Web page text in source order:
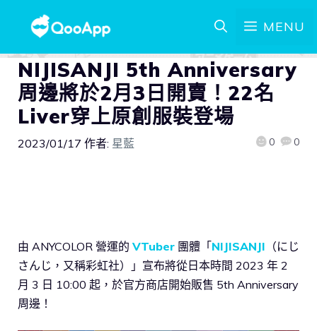
MENU
NIJISANJI 5th Anniversary
周邊將於2月3日開賣！22名
Liver穿上原創服裝登場
2023/01/17 作者: 星藍 0 0
由 ANYCOLOR 營運的 VTuber 團體「NIJISANJI （にじ
さんじ，又稱彩虹社）」宣布將從日本時間 2023 年 2
月 3 日 10:00 起，於官方商店開始販售 5th Anniversary
周邊！